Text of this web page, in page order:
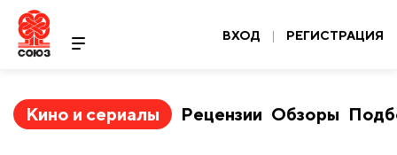
ВХОД | РЕГИСТРАЦИЯ
Кино и сериалы Рецензии Обзоры